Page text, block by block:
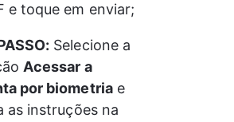
e toque em enviar;
Selecione a
Acessar a
por biometria e
as instruções na